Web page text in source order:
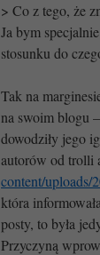
> Co z tego, że
Ja bym
stosunku do
Tak na
na swoim blogu
dowodziły jego
autorów od trolli
content/
która
posty, to była
Przyczyną